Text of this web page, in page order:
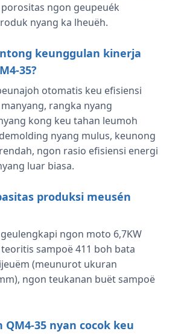
ngon geupeuék
nyang ka lheuëh.
keunggulan kinerja
35?
otomatis keu efisiensi
rangka nyang
kong keu tahan leumoh
nyang mulus, keunong
ngon rasio efisiensi energi
luar biasa.
produksi meusén
ngon moto 6,7KW
sampoë 411 boh bata
(meunurot ukuran
ngon teukanan buët sampoë
QM4-35 nyan cocok keu